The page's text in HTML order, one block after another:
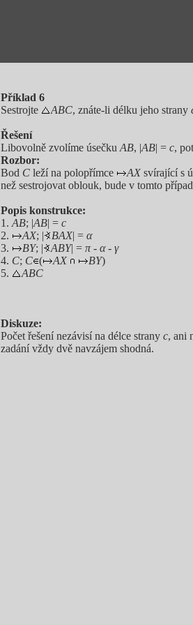
Příklad 6
Sestrojte
ABC, znáte-li délku jeho strany
Řešení
Libovolně zvolíme úsečku AB, |AB| = c,
Rozbor:
Bod C leží na polopřímce AX svírající s
než sestrojovat oblouk, bude v tomto
Popis konstrukce:
1. AB; |AB| = c
2.
AX; | BAX| = α
3.
BY; | ABY| = π- α- γ
4. C; C ( AX BY)
5.
ABC
Diskuze:
Počet řešení nezávisí na délce strany c, ani
zadání vždy dvě navzájem shodná.